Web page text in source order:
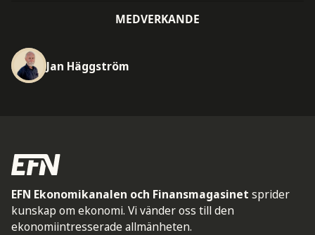
MEDVERKANDE
Jan Häggström
EFN Ekonomikanalen och Finansmagasinet sprider
kunskap om ekonomi. Vi vänder oss till den
ekonomiintresserade allmänheten.